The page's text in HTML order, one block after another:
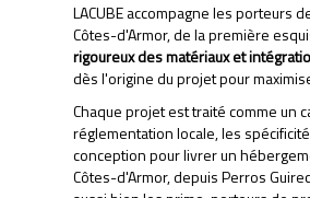
LACUBE accompagne les
Côtes-d'Armor, de la première
rigoureux des matériaux et
dès l'origine du projet pour
Chaque projet est traité comme un
réglementation locale, les
conception pour livrer un
Côtes-d'Armor, depuis Perros